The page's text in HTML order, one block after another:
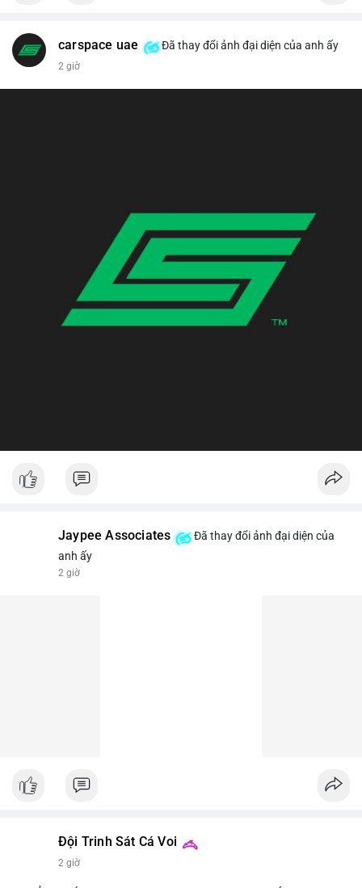
carspace uae Đã thay đổi ảnh đại diện của anh ấy
2 giờ
Jaypee Associates
Đã thay đổi ảnh đại diện của
anh ấy
2 giờ
Đội Trinh Sát Cá Voi
2 giờ